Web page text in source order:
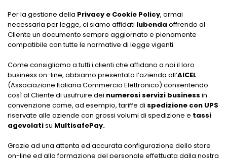
Per la gestione della Privacy e Cookie Policy, ormai
necessaria per legge, ci siamo affidati Iubenda offrendo al
Cliente un documento sempre aggiornato e pienamente
compatibile con tutte le normative di legge vigenti.
Come consigliamo a tutti i clienti che affidano a noi il loro
business on-line, abbiamo presentato l’azienda all’AICEL
(Associazione Italiana Commercio Elettronico) consentendo
così al Cliente di usufruire dei numerosi servizi business in
convenzione come, ad esempio, tariffe di spedizione con UPS
riservate alle aziende con grossi volumi di spedizione e tassi
agevolatisu MultisafePay.
Grazie ad una attenta ed accurata configurazione dello store
on-line ed alla formazione del personale effettuata dalla nostra